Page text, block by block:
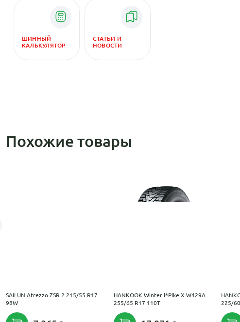
ШИННЫЙ
КАЛЬКУЛЯТОР
СТАТЬИ И
НОВОСТИ
Похожие товары
SAILUN Atrezzo ZSR 2 215/55 R17
98W
HANKOOK Winter i*Pike X W429A
255/65 R17 110T
225/